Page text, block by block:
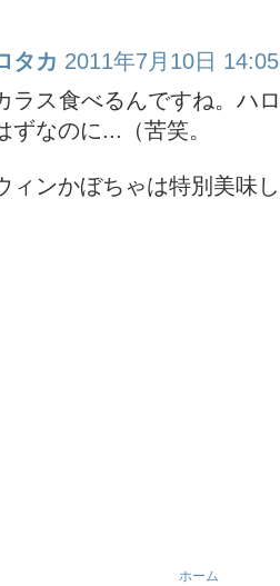
タカ 2011年7月10日 14:05
ラス食べるんですね。ハ
ずなのに...（苦笑。
ィンかぼちゃは特別美味
ホーム